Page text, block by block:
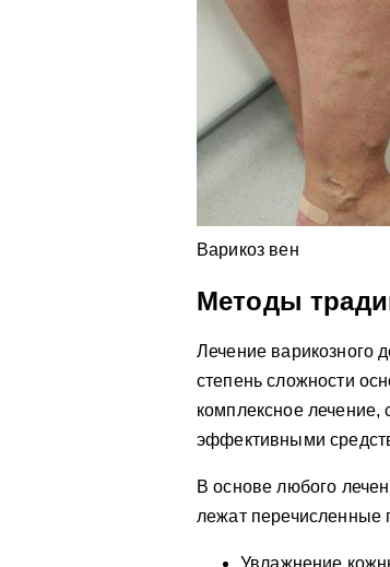
Варикоз вен
Методы
Лечение варикозного
степень сложности
комплексное
эффективными
В основе любого
лежат перечисленные